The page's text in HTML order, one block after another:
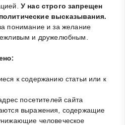
У нас строго запрещен
высказывания.
понимание и за желание
и дружелюбным.
к содержанию статьи или к
посетителей сайта
выражения, содержащие
человеческое